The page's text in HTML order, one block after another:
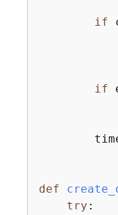
if
if
def
try :